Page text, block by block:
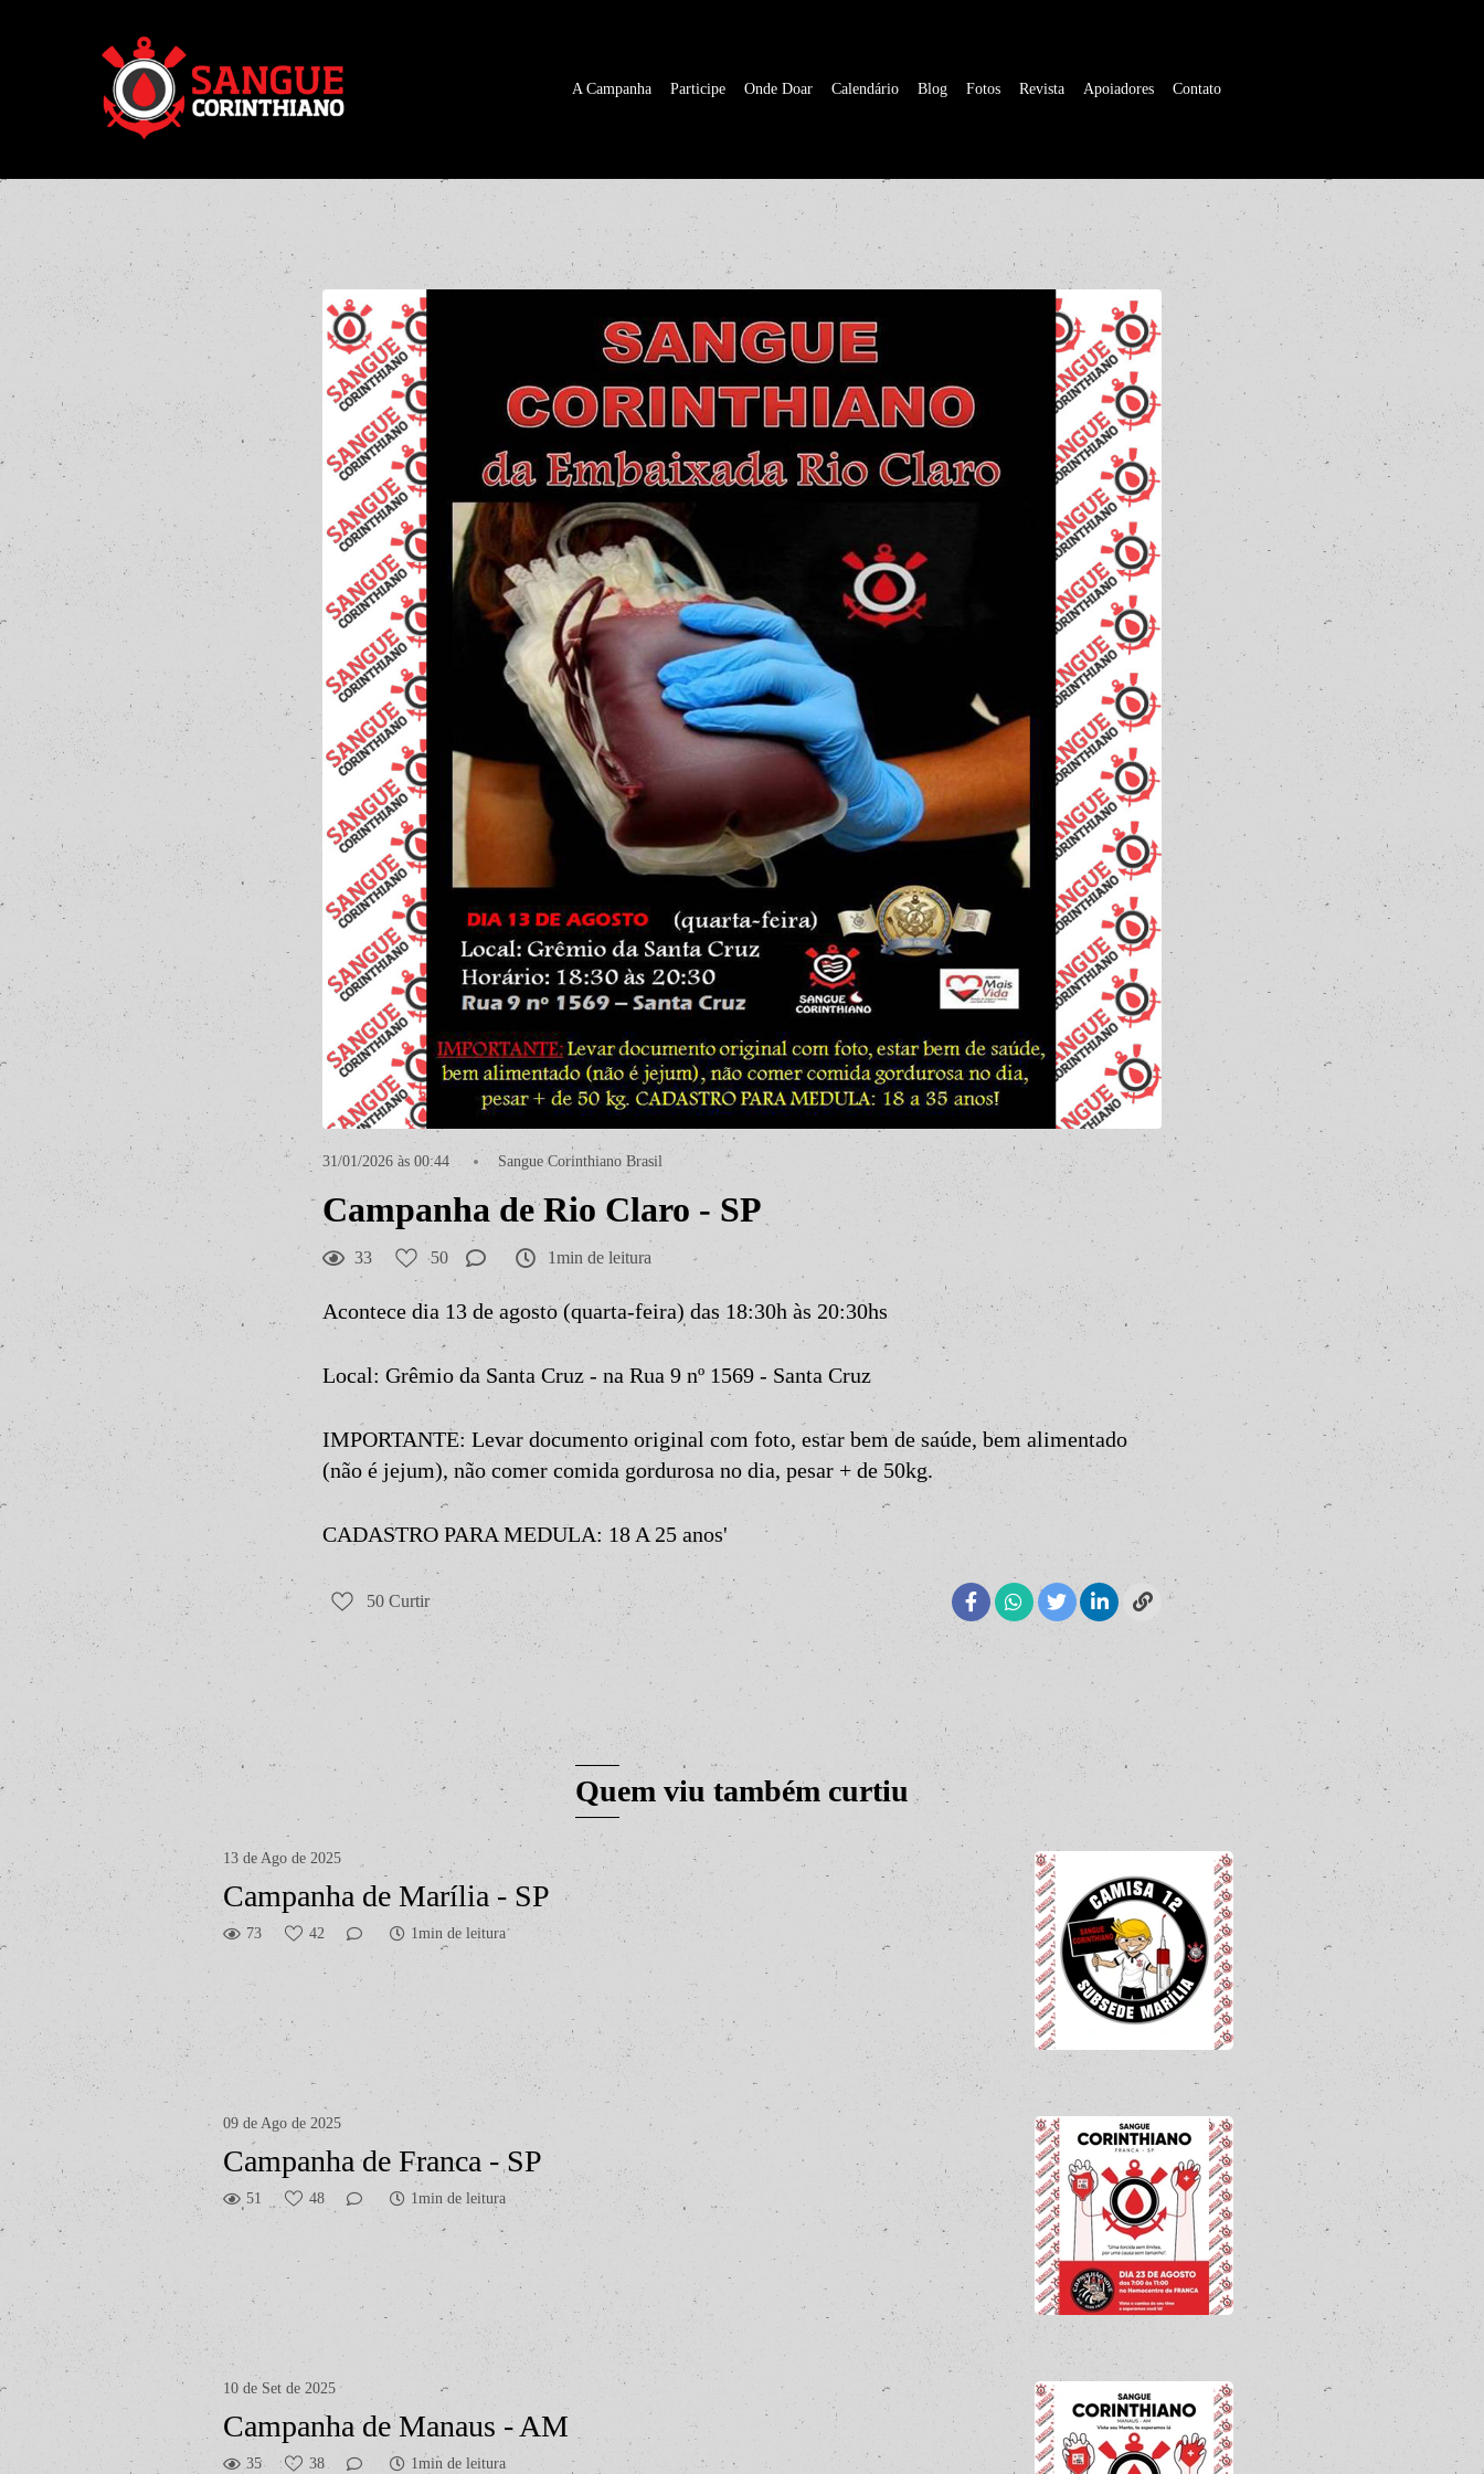
A Campanha Participe Onde Doar Calendário Blog Fotos Revista Apoiadores Contato
31/01/2026 às 00:44 Sangue Corinthiano Brasil
Campanha de Rio Claro - SP
33 50 1min de leitura
Acontece dia 13 de agosto (quarta-feira) das 18:30h às 20:30hs
Local: Grêmio da Santa Cruz - na Rua 9 nº 1569 - Santa Cruz
IMPORTANTE: Levar documento original com foto, estar bem de saúde, bem alimentado
(não é jejum), não comer comida gordurosa no dia, pesar + de 50kg.
CADASTRO PARA MEDULA: 18 A 25 anos'
50
Comentar
50 Curtir
Quem viu também curtiu
13 de Ago de 2025
Campanha de Marília - SP
73 42 1min de leitura
09 de Ago de 2025
Campanha de Franca - SP
51 48 1min de leitura
10 de Set de 2025
Campanha de Manaus - AM
35 38 1min de leitura